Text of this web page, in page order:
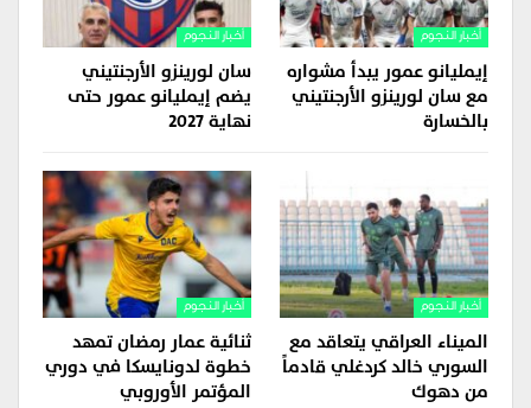
أخبار النجوم
إيمليانو عمور يبدأ مشواره
مع سان لورينزو الأرجنتيني
بالخسارة
أخبار النجوم
سان لورينزو الأرجنتيني
يضم إيمليانو عمور حتى
نهاية 2027
أخبار النجوم
الميناء العراقي يتعاقد مع
السوري خالد كردغلي قادماً
من دهوك
أخبار النجوم
ثنائية عمار رمضان تمهد
خطوة لدونايسكا في دوري
المؤتمر الأوروبي